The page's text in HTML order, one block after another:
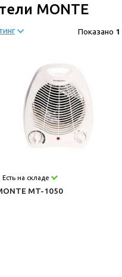
MONTE
Показано 1
Есть на складе
MT-1050